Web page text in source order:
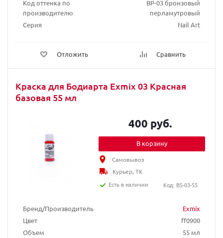
Код оттенка по
производителю
BP-03 бронзовый
перламутровый
Серия
Nail Art
Отложить Сравнить
Краска для Бодиарта Exmix 03 Красная
базовая 55 мл
Бренд/Производитель
Exmix
Цвет
ff0900
Объем
55 мл
400 руб.
В корзину
Самовывоз
Курьер, ТК
Есть в наличии
Код: BS-03-55